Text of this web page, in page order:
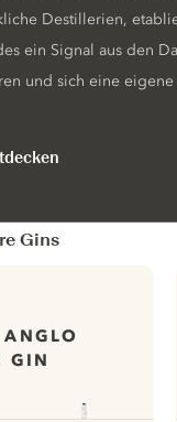
Destillerien,
ein Signal aus den
und sich eine eigene
Gins
GIN